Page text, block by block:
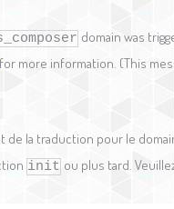
domain was
for more information. (This
de la traduction pour le
init ou plus tard.
Photos